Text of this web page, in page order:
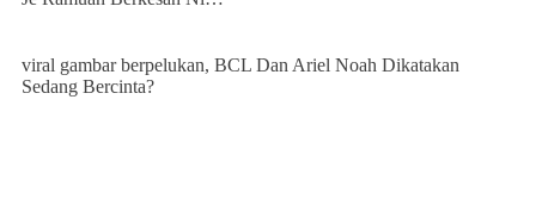
viral gambar berpelukan, BCL Dan Ariel Noah Dikatakan
Sedang Bercinta?